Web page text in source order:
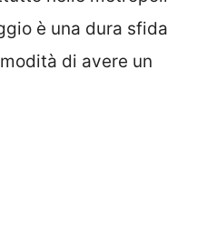
è una dura sfida
di avere un